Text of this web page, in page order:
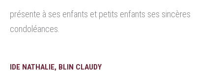
présente à ses enfants et petits enfants ses sincères
condoléances.
IDE NATHALIE, BLIN CLAUDY